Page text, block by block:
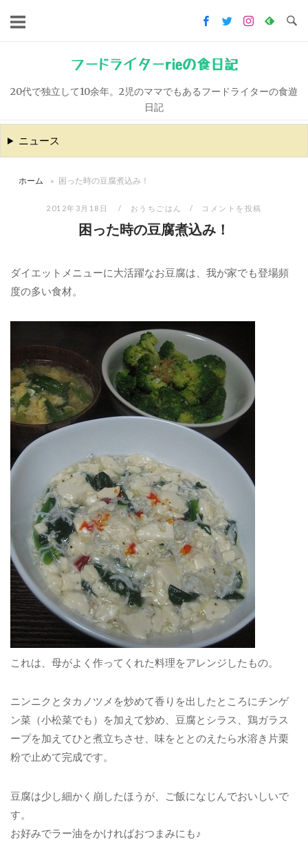
キ
ッ
フードライターrieの食日記
20代で独立して10余年。2児のママでもあるフードライターの食遊
日記
ニュース
ホーム » 困った時の豆腐煮込み！
2012年3月18日 おうちごはん コメントを投稿
困った時の豆腐煮込み！
ダイエットメニューに大活躍なお豆腐は、我が家でも登場頻
度の多い食材。
これは、母がよく作ってくれた料理をアレンジしたもの。
ニンニクとタカノツメを炒めて香りを出したところにチンゲ
ン菜（小松菜でも）を加えて炒め、豆腐とシラス、鶏ガラス
ープを加えてひと煮立ちさせ、味をととのえたら水溶き片栗
粉で止めて完成です。
豆腐は少し細かく崩したほうが、ご飯になじんでおいしいで
す。
お好みでラー油をかければおつまみにも♪